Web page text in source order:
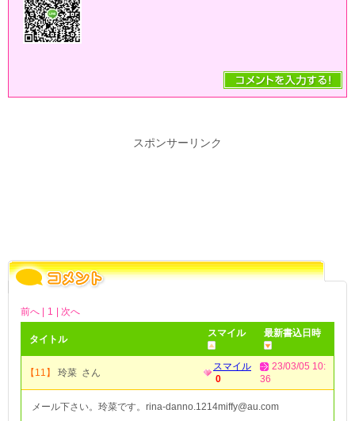
スポンサーリンク
前へ | 1 | 次へ
タイトル
スマイル 最新書込日時
【11】 玲菜 さん
スマイル
0
23/03/05 10:
36
メール下さい。玲菜です。rina-danno.1214miffy@au.com